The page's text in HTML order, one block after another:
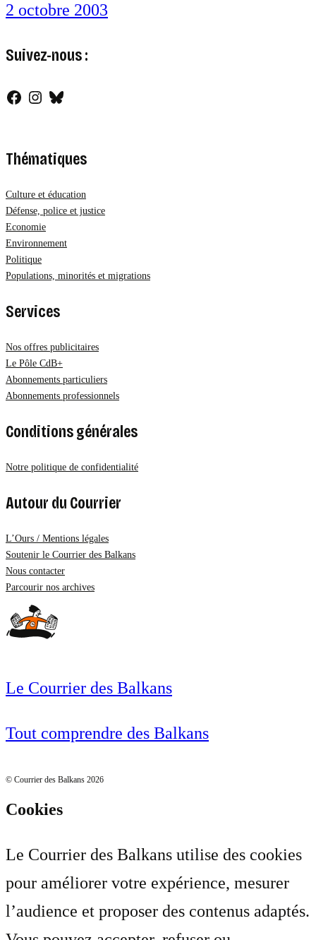
2 octobre 2003
Suivez-nous :
Facebook
Instagram
Bluesky
Thématiques
Culture et éducation
Défense, police et justice
Economie
Environnement
Politique
Populations, minorités et migrations
Services
Nos offres publicitaires
Le Pôle CdB+
Abonnements particuliers
Abonnements professionnels
Conditions générales
Notre politique de confidentialité
Autour du Courrier
L’Ours / Mentions légales
Soutenir le Courrier des Balkans
Nous contacter
Parcourir nos archives
Le Courrier des Balkans
Tout comprendre des Balkans
© Courrier des Balkans 2026
Cookies
Le Courrier des Balkans utilise des cookies
pour améliorer votre expérience, mesurer
l’audience et proposer des contenus adaptés.